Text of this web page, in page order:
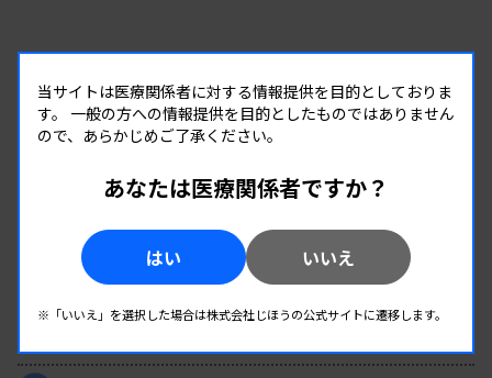
RANKING
人気の記事
新人臨床検査技師の歩き方 ［第16回］
当サイトは医療関係者に対する情報提供を目的としておりま
す。 一般の方への情報提供を目的としたものではありません
ので、あらかじめご了承ください。
あなたは医療関係者ですか？
はい いいえ
※「いいえ」を選択した場合は株式会社じほうの公式サイトに遷移します。